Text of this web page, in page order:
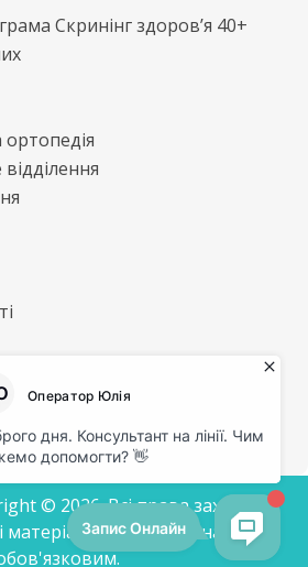
Скринінг здоров’я 40+
спеціалізованої бригади
© 2026. Всі права захищені.
посилання на сайт є